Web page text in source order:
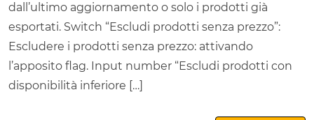
dall’ultimo aggiornamento o solo i prodotti già
esportati. Switch “Escludi prodotti senza prezzo”:
Escludere i prodotti senza prezzo: attivando
l’apposito flag. Input number “Escludi prodotti con
disponibilità inferiore […]